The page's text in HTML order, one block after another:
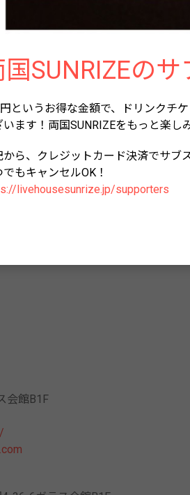
画・ホールレン
会館B1F
国SUNRIZEの
というお得な金額で、ドリンクチ
います！両国SUNRIZEをもっと楽し
から、クレジットカード決済でサブ
でもキャンセルOK！
livehousesunrize.jp/supporters